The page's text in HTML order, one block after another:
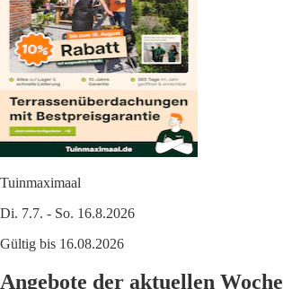
Tuinmaximaal
Di. 7.7. - So. 16.8.2026
Gültig bis 16.08.2026
Angebote der aktuellen Woche